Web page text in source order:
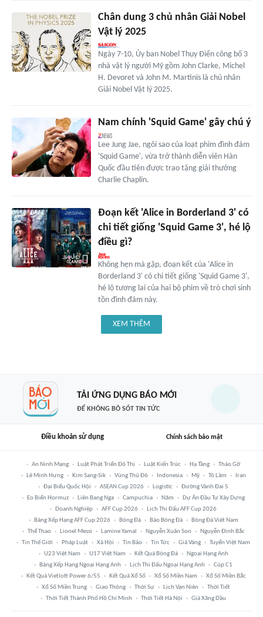
Chân dung 3 chủ nhân Giải Nobel
Vật lý 2025
Ngày 7-10, Ủy ban Nobel Thụy Điển công bố 3
nhà vật lý người Mỹ gồm John Clarke, Michel
H. Devoret và John M. Martinis là chủ nhân
Giải Nobel Vật lý 2025.
Nam chính 'Squid Game' gây chú ý
Lee Jung Jae, ngôi sao của loạt phim đình đám
'Squid Game', vừa trở thành diễn viên Hàn
Quốc đầu tiên được trao tặng giải thưởng
Charlie Chaplin.
Đoạn kết 'Alice in Borderland 3' có
chi tiết giống 'Squid Game 3', hé lộ
điều gì?
Không hẹn mà gặp, đoạn kết của 'Alice in
Borderland 3' có chi tiết giống 'Squid Game 3',
hé lộ tương lai của hai bộ phim về trò chơi sinh
tồn đình đám này.
XEM THÊM
TẢI ỨNG DỤNG BÁO MỚI
ĐỂ KHÔNG BỎ SÓT TIN TỨC
Điều khoản sử dụng Chính sách bảo mật
An Ninh Mạng Luật Phát Triển Đô Thị Luật Kiến Trúc Hạ Tầng
Tháo Gỡ
Lê Minh Hưng
Kim Sang-Sik Vùng Thủ Đô Indonesia Mỹ Tô Lâm
Iran
Đại Biểu Quốc Hội
ASEAN Cup 2026 Logistic
Đường Vành Đai 5
Eo Biển Hormuz
Liên Bang Nga Campuchia Năm
Dự Án Đầu Tư Xây Dựng
Doanh Nghiệp
AFF Cup 2026
Lịch Thi Đấu AFF Cup 2026
Bảng Xếp Hạng AFF Cup 2026
Bóng Đá Báo Bóng Đá
Bóng Đá Việt Nam
Thể Thao
Lionel Messi Lamine Yamal Nguyễn Xuân Son
Nguyễn Đình Bắc
Tin Thế Giới
Pháp Luật Xã Hội Tin Bão Tin Tức Giá Vàng
Tuyển Việt Nam
U23 Việt Nam
U17 Việt Nam Kết Quả Bóng Đá
Ngoại Hạng Anh
Bảng Xếp Hạng Ngoại Hạng Anh
Lịch Thi Đấu Ngoại Hạng Anh
Cúp C1
Kết Quả Vietlott Power 6/55
Kết Quả Xổ Số Xổ Số Miền Nam
Xổ Số Miền Bắc
Xổ Số Miền Trung
Giao Thông Thời Sự Lịch Vạn Niên
Thời Tiết
Thời Tiết Thành Phố Hồ Chí Minh
Thời Tiết Hà Nội Giá Xăng Dầu